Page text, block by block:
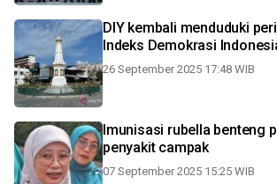
DIY kembali menduduki
Indeks Demokrasi
26 September 2025 17:48 WIB
Imunisasi rubella benteng
penyakit campak
07 September 2025 15:25 WIB